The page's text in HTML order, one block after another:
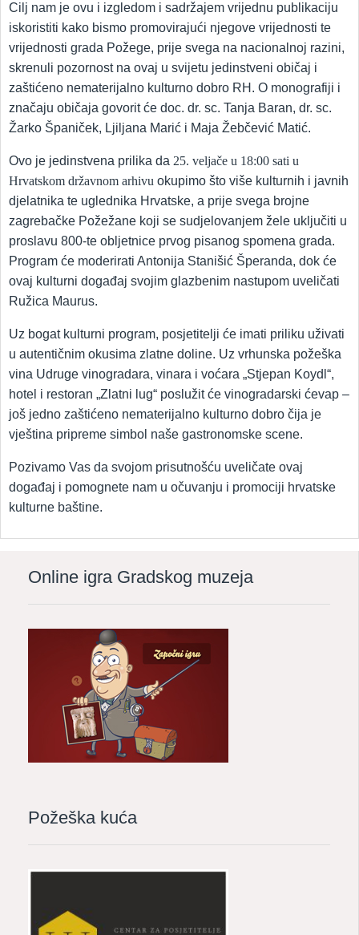
Cilj nam je ovu i izgledom i sadržajem vrijednu publikaciju
iskoristiti kako bismo promovirajući njegove vrijednosti te
vrijednosti grada Požege, prije svega na nacionalnoj razini,
skrenuli pozornost na ovaj u svijetu jedinstveni običaj i
zaštićeno nematerijalno kulturno dobro RH. O monografiji i
značaju običaja govorit će doc. dr. sc. Tanja Baran, dr. sc.
Žarko Španiček, Ljiljana Marić i Maja Žebčević Matić.
Ovo je jedinstvena prilika da 25. veljače u 18:00 sati u
Hrvatskom državnom arhivu okupimo što više kulturnih i javnih
djelatnika te uglednika Hrvatske, a prije svega brojne
zagrebačke Požežane koji se sudjelovanjem žele uključiti u
proslavu 800-te obljetnice prvog pisanog spomena grada.
Program će moderirati Antonija Stanišić Šperanda, dok će
ovaj kulturni događaj svojim glazbenim nastupom uveličati
Ružica Maurus.
Uz bogat kulturni program, posjetitelji će imati priliku uživati
u autentičnim okusima zlatne doline. Uz vrhunska požeška
vina Udruge vinogradara, vinara i voćara „Stjepan Koydl“,
hotel i restoran „Zlatni lug“ poslužit će vinogradarski ćevap –
još jedno zaštićeno nematerijalno kulturno dobro čija je
vještina pripreme simbol naše gastronomske scene.
Pozivamo Vas da svojom prisutnošću uveličate ovaj
događaj i pomognete nam u očuvanju i promociji hrvatske
kulturne baštine.
Online igra Gradskog muzeja
Požeška kuća